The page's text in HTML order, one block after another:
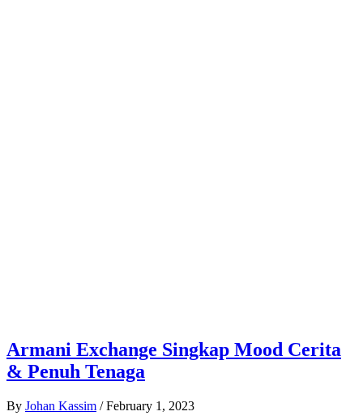
Armani Exchange Singkap Mood Cerita
& Penuh Tenaga
By Johan Kassim / February 1, 2023